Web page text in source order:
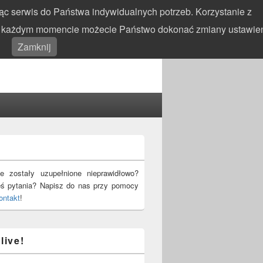
for:
zostały uzupełnione nieprawidłowo?
pytania? Napisz do nas przy pomocy
!
serwis do Państwa indywidualnych potrzeb. Korzystanie z
momencie możecie Państwo dokonać zmiany
Zamknij